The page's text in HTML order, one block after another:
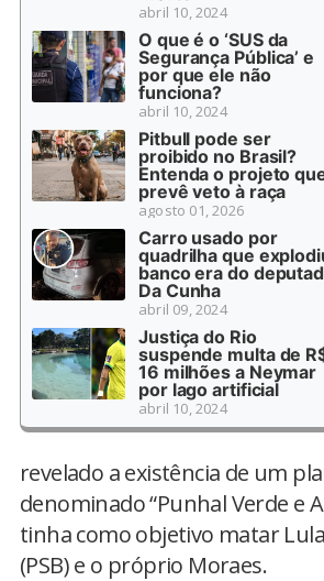
abril 10, 2024
O que é o ‘SUS da
Segurança Pública’ e
por que ele não
funciona?
abril 10, 2024
Pitbull pode ser
proibido no Brasil?
Entenda o projeto
prevê veto à raça
agosto 01, 2026
Carro usado por
quadrilha que
banco era do
Da Cunha
abril 09, 2024
Justiça do Rio
suspende multa de
16 milhões a Neymar
por lago artificial
abril 10, 2024
revelado a existência de um
denominado “Punhal Verde e
tinha como objetivo matar
(PSB) e o próprio Moraes.